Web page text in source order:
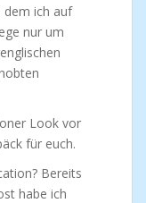
dem ich auf
nur um
Look vor
für euch.
Bereits
habe ich